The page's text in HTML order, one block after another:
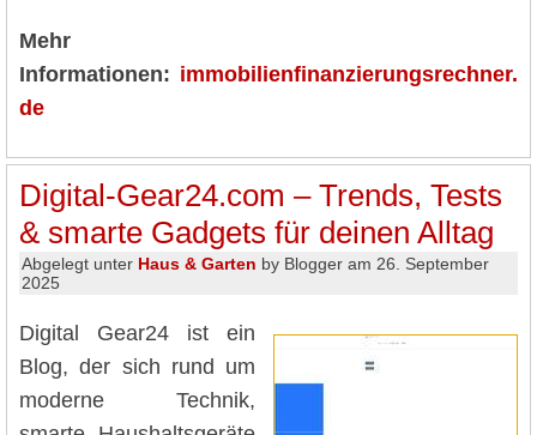
Mehr
Informationen: immobilienfinanzierungsrechner.
de
Digital-Gear24.com – Trends, Tests
& smarte Gadgets für deinen Alltag
Abgelegt unter Haus & Garten by Blogger am 26. September
2025
Digital Gear24 ist ein
Blog, der sich rund um
moderne Technik,